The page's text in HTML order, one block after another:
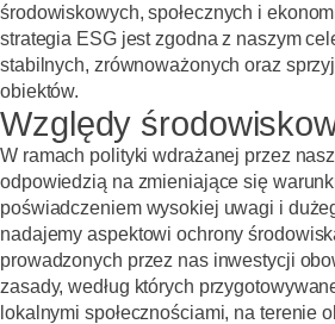
środowiskowych, społecznych i
strategia ESG jest zgodna z naszym
stabilnych, zrównoważonych oraz
obiektów.
Względy
W ramach polityki wdrażanej przez
odpowiedzią na zmieniające się
poświadczeniem wysokiej uwagi i
nadajemy aspektowi ochrony
prowadzonych przez nas inwestycji
zasady, według których
lokalnymi społecznościami, na terenie